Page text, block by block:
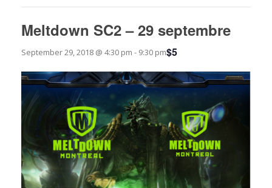
Meltdown SC2 – 29 septembre
September 29, 2018 @ 4:30 pm - 9:30 pm$5